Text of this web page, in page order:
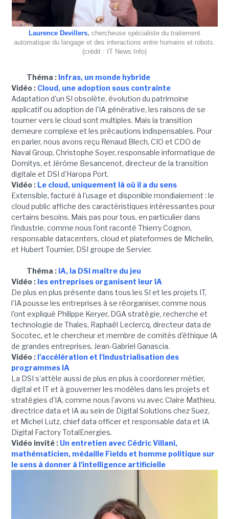
Laurence Devillers, chercheuse spécialiste du traitement
automatique du langage et des interactions entre humains et robots.
(crédit : IT News Info)
Théma : Infras, un monde hybride
Vidéo : Cloud, une adoption sous contrainte
Adaptation d'un SI obsolète, évolution du patrimoine
applicatif ou adoption de l'IA générative, les raisons de se
tourner vers le cloud sont multiples. Mais la transition
demeure complexe et les précautions indispensables. Pour
en parler, nous avons reçu Renaud Blech, CIO et CDO de
Naval Group, Christophe Soyer, responsable informatique de
Domitys, et Jérôme Besancenot, directeur de la transition
digitale et DSI d'Haropa Port.
Vidéo : Le cloud, uniquement là où il a du sens
Extensible, facturé à l'usage et disponible mondialement : le
cloud public affiche des caractéristiques intéressantes pour
certains besoins. Mais pas pour tous, en particulier dans
l'industrie, comme nous l'ont raconté Thierry Cognon,
responsable datacenters, cloud et plateformes de Michelin,
et Hubert Tournier, DSI groupe de Servier.
Théma : IA, la DSI maître du jeu
Vidéo : les entreprises organisent leur IA
De plus en plus présente dans tous les SI et les projets IT,
l'IA pousse les entreprises à se réorganiser, comme nous
l'ont expliqué Philippe Keryer, DGA stratégie, recherche et
technologie de Thales, Raphaël Leclercq, directeur data de
Socotec, et le chercheur et membre de comités d'éthique IA
de grandes entreprises, Jean-Gabriel Ganascia.
Vidéo : l'accélération et l'industrialisation des
programmes IA
La DSI s'attèle aussi de plus en plus à coordonner métier,
digital et IT et à gouverner les modèles dans les projets et
stratégies d'IA, comme nous l'avons vu avec Claire Mathieu,
directrice data et IA au sein de Digital Solutions chez Suez,
et Michel Lutz, chief data officer et responsable data et IA
Digital Factory TotalEnergies.
Vidéo invité : Un entretien avec Cédric Villani,
mathématicien, médaille Fields et homme politique sur
le sens à donner à l'intelligence artificielle